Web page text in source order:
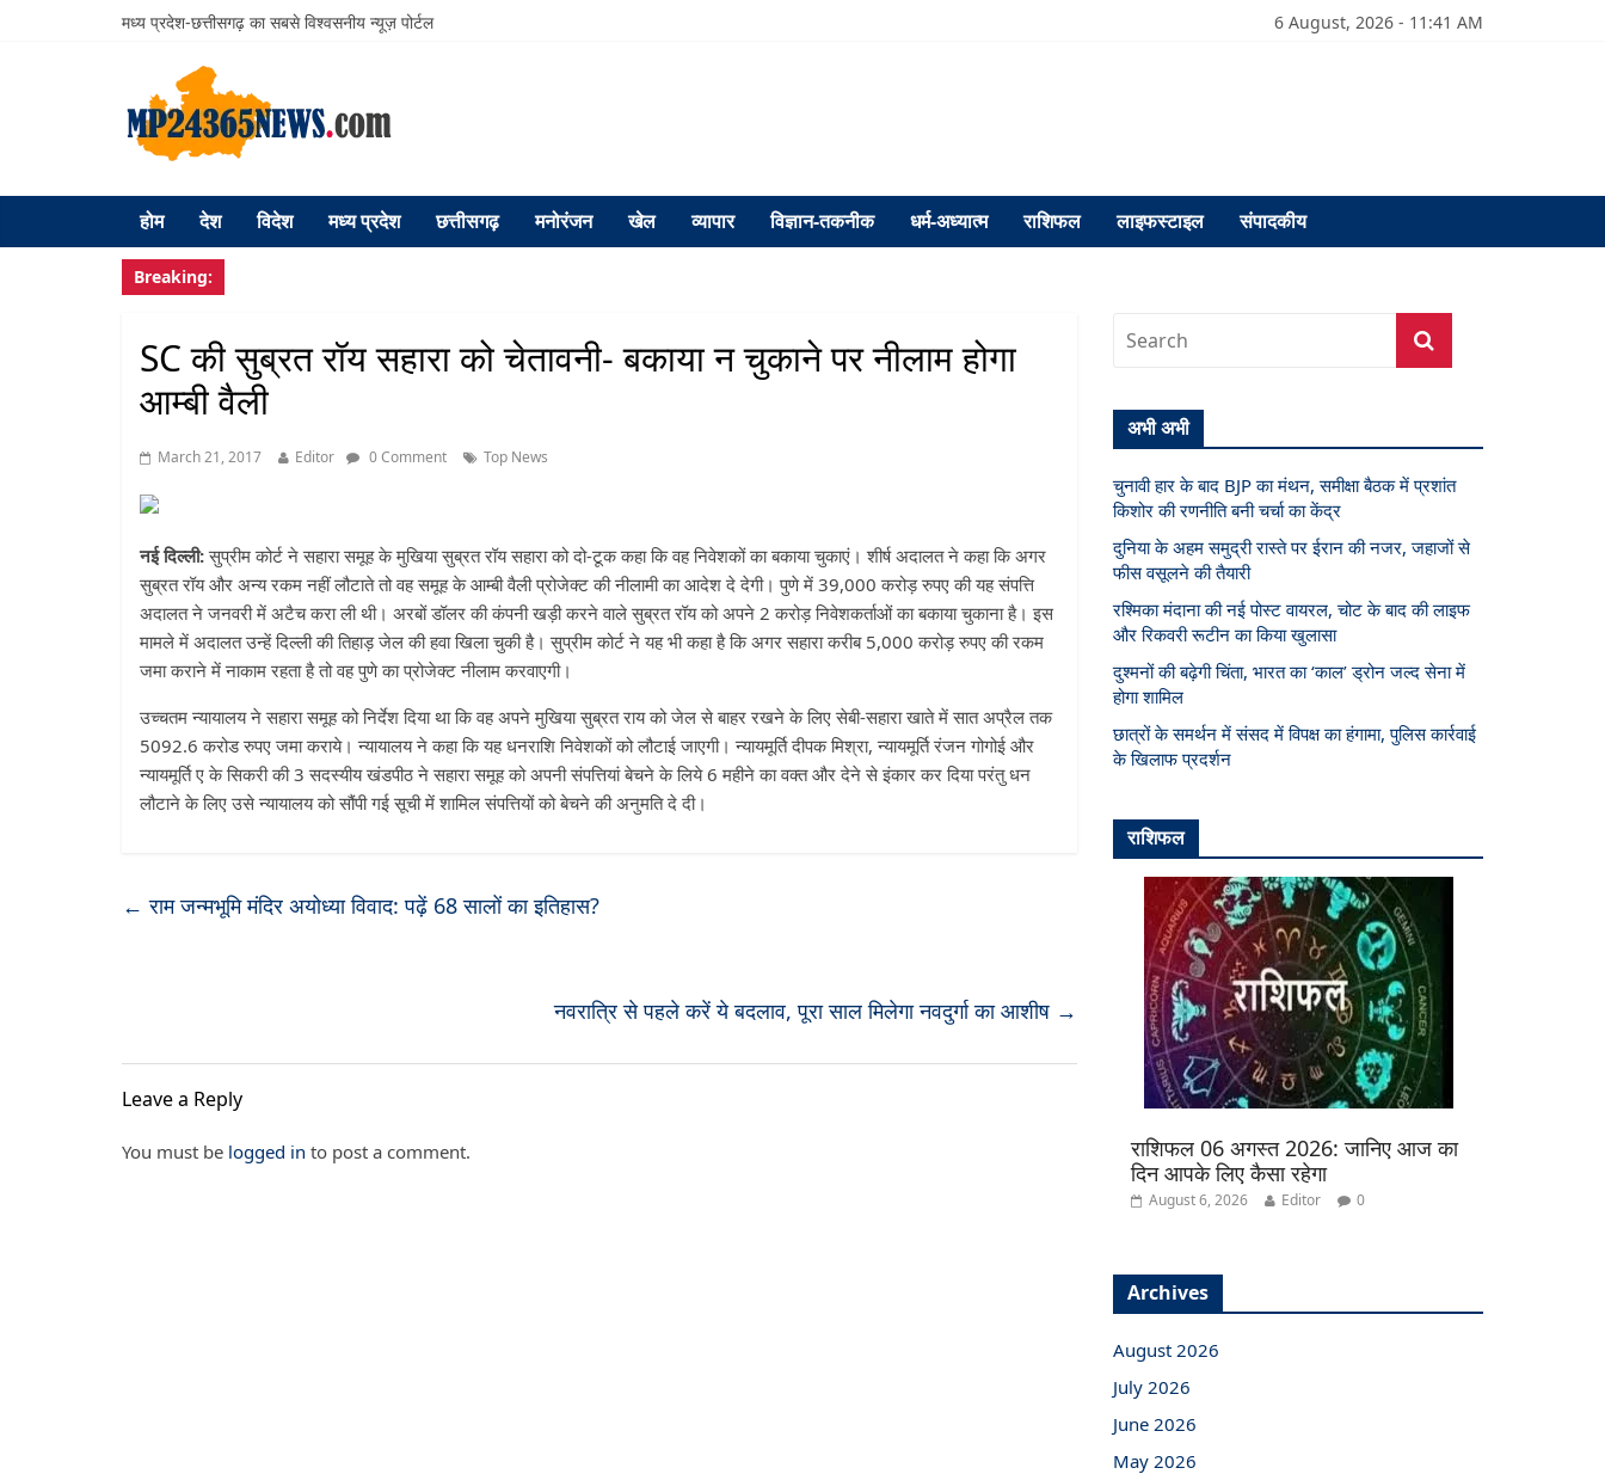
मध्य प्रदेश-छत्तीसगढ़ का सबसे विश्वसनीय न्यूज़ पोर्टल 6 August, 2026 - 11:41 AM
होम देश विदेश मध्य प्रदेश छत्तीसगढ़ मनोरंजन खेल व्यापार विज्ञान-तकनीक धर्म-अध्यात्म राशिफल लाइफस्टाइल संपादकीय
Breaking:
SC की सुब्रत रॉय सहारा को चेतावनी- बकाया न चुकाने पर नीलाम होगा
आम्‍बी वैली
March 21, 2017 Editor 0 Comment Top News
नई दिल्ली:सुप्रीम कोर्ट ने सहारा समूह के मुखिया सुब्रत रॉय सहारा को दो-टूक कहा कि वह निवेशकों का बकाया चुकाएं। शीर्ष अदालत ने कहा कि अगर
सुब्रत रॉय और अन्य रकम नहीं लौटाते तो वह समूह के आम्‍बी वैली प्रोजेक्‍ट की नीलामी का आदेश दे देगी। पुणे में 39,000 करोड़ रुपए की यह संपत्ति
अदालत ने जनवरी में अटैच करा ली थी। अरबों डॉलर की कंपनी खड़ी करने वाले सुब्रत रॉय को अपने 2 करोड़ निवेशकर्ताओं का बकाया चुकाना है। इस
मामले में अदालत उन्‍हें दिल्‍ली की तिहाड़ जेल की हवा खिला चुकी है। सुप्रीम कोर्ट ने यह भी कहा है कि अगर सहारा करीब 5,000 करोड़ रुपए की रकम
जमा कराने में नाकाम रहता है तो वह पुणे का प्रोजेक्‍ट नीलाम करवाएगी।
उच्चतम न्यायालय ने सहारा समूह को निर्देश दिया था कि वह अपने मुखिया सुब्रत राय को जेल से बाहर रखने के लिए सेबी-सहारा खाते में सात अप्रैल तक
5092.6 करोड रुपए जमा कराये। न्यायालय ने कहा कि यह धनराशि निवेशकों को लौटाई जाएगी। न्यायमूर्ति दीपक मिश्रा, न्यायमूर्ति रंजन गोगोई और
न्यायमूर्ति ए के सिकरी की 3 सदस्यीय खंडपीठ ने सहारा समूह को अपनी संपत्तियां बेचने के लिये 6 महीने का वक्त और देने से इंकार कर दिया परंतु धन
लौटाने के लिए उसे न्यायालय को सौंपी गई सूची में शामिल संपत्तियों को बेचने की अनुमति दे दी।
← राम जन्मभूमि मंदिर अयोध्या विवाद: पढ़ें 68 सालों का इतिहास?
नवरात्रि से पहले करें ये बदलाव, पूरा साल मिलेगा नवदुर्गा का आशीष →
Leave a Reply
You must be logged in to post a comment.
अभी अभी
चुनावी हार के बाद BJP का मंथन, समीक्षा बैठक में प्रशांत
किशोर की रणनीति बनी चर्चा का केंद्र
दुनिया के अहम समुद्री रास्ते पर ईरान की नजर, जहाजों से
फीस वसूलने की तैयारी
रश्मिका मंदाना की नई पोस्ट वायरल, चोट के बाद की लाइफ
और रिकवरी रूटीन का किया खुलासा
दुश्मनों की बढ़ेगी चिंता, भारत का ‘काल’ ड्रोन जल्द सेना में
होगा शामिल
छात्रों के समर्थन में संसद में विपक्ष का हंगामा, पुलिस कार्रवाई
के खिलाफ प्रदर्शन
राशिफल
राशिफल 06 अगस्त 2026: जानिए आज का
दिन आपके लिए कैसा रहेगा
August 6, 2026 Editor 0
Archives
August 2026
July 2026
June 2026
May 2026